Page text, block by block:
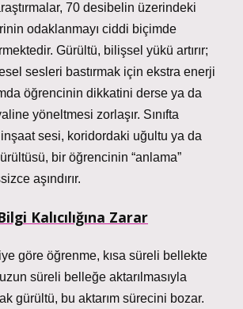
70 desibelin üzerindeki
odaklanmayı ciddi biçimde
Gürültü, bilişsel yükü artırır;
sesleri bastırmak için ekstra enerji
öğrencinin dikkatini derse ya da
yöneltmesi zorlaşır. Sınıfta
inşaat sesi, koridordaki uğultu ya da
bir öğrencinin “anlama”
aşındırır.
Kalıcılığına Zarar
göre öğrenme, kısa süreli bellekte
süreli belleğe aktarılmasıyla
gürültü, bu aktarım sürecini bozar.